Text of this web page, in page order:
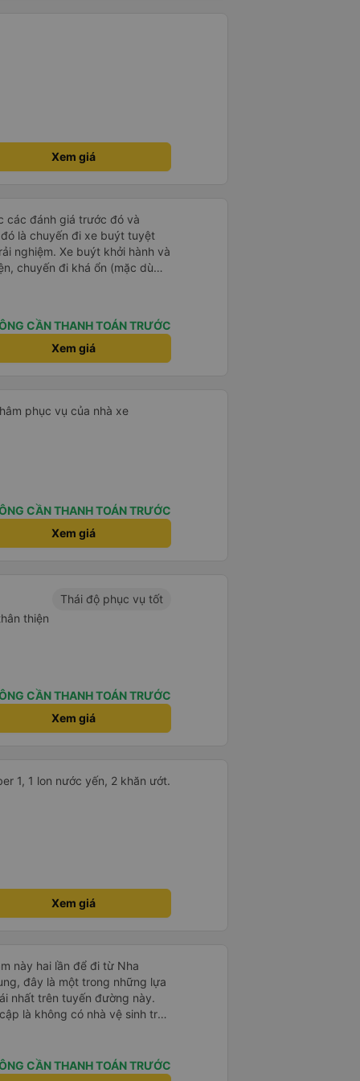
Xem giá
các đánh giá trước đó và
là chuyến đi xe buýt tuyệt
nghiệm. Xe buýt khởi hành và
chuyến đi khá ổn (mặc dù
của Việt Nam ^^), và chỗ
CẦN THANH TOÁN TRƯỚC
Xem giá
phục vụ của nhà xe
CẦN THANH TOÁN TRƯỚC
Xem giá
Thái độ phục vụ tốt
thiện
CẦN THANH TOÁN TRƯỚC
Xem giá
1, 1 lon nước yến, 2 khăn ướt.
Xem giá
này hai lần để đi từ Nha
đây là một trong những lựa
nhất trên tuyến đường này.
là không có nhà vệ sinh trên
trên một hành trình dài
Chuyến đi gần đây nhất của tôi
CẦN THANH TOÁN TRƯỚC